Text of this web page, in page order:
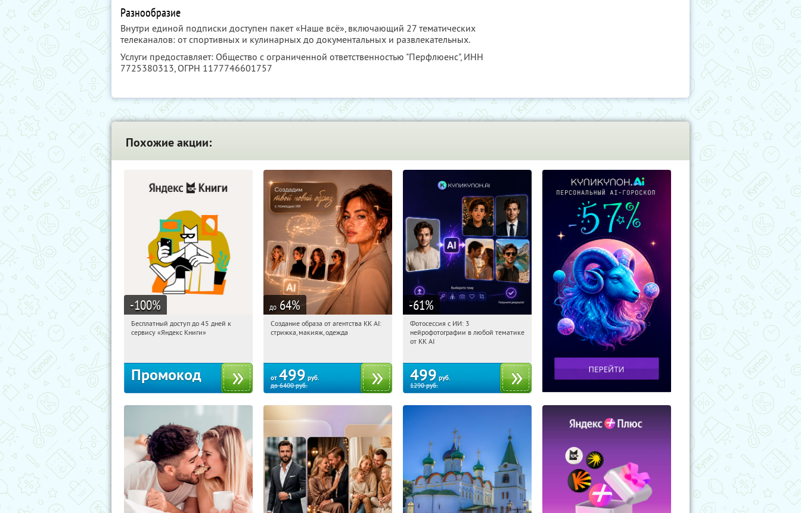
Разнообразие
Внутри единой подписки доступен пакет «Наше всё», включающий 27 тематических
телеканалов: от спортивных и кулинарных до документальных и развлекательных.
Услуги предоставляет: Общество с ограниченной ответственностью "Перфлюенс", ИНН
7725380313, ОГРН 1177746601757
Похожие акции:
-100%
10:48:15
Получи первым!
Бесплатный доступ до 45 дней к
сервису «Яндекс Книги»
Промокод
до 64%
10:48:15 Купили:64
Создание образа от агентства KK AI:
стрижка, макияж, одежда
от 499 руб.
до6400руб.
-61%
10:48:15
Россия
Фотосессия с ИИ: 3
нейрофотографии в любой тематике
от KK AI
499 руб.
1290руб.